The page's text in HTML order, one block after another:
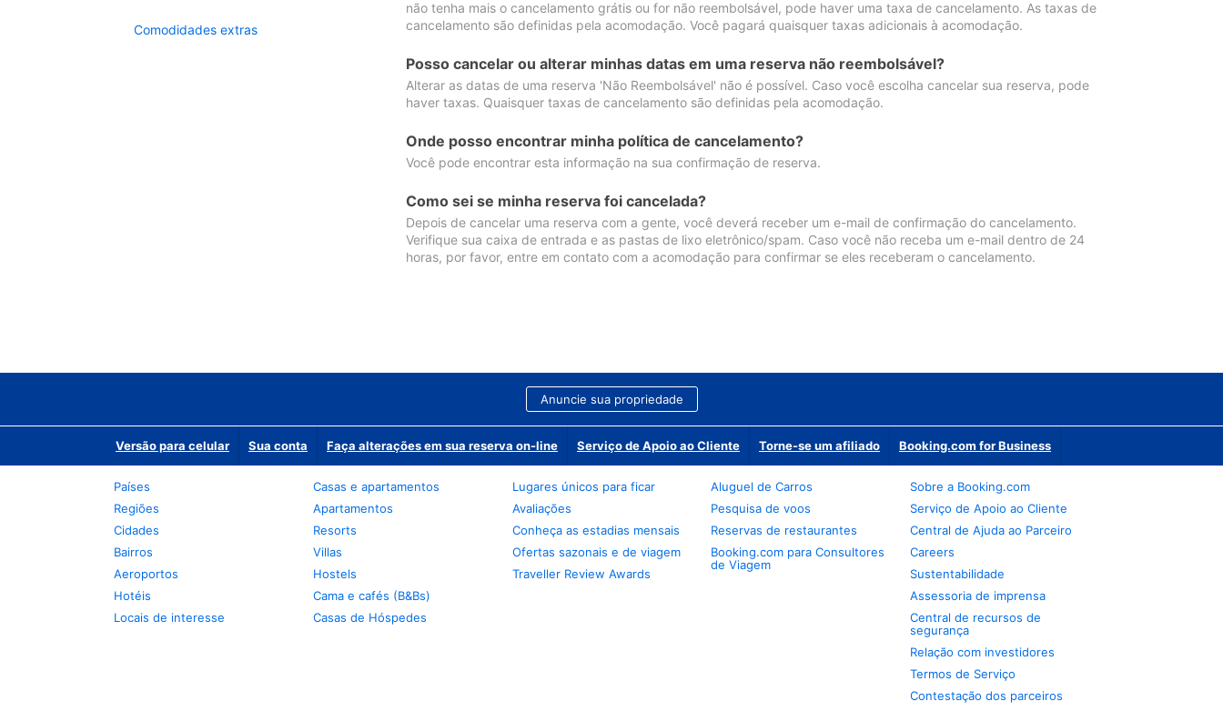
Comodidades extras
não tenha mais o cancelamento grátis ou for não reembolsável, pode haver uma taxa de cancelamento. As taxas de
cancelamento são definidas pela acomodação. Você pagará quaisquer taxas adicionais à acomodação.
Posso cancelar ou alterar minhas datas em uma reserva não reembolsável?
Alterar as datas de uma reserva 'Não Reembolsável' não é possível. Caso você escolha cancelar sua reserva, pode
haver taxas. Quaisquer taxas de cancelamento são definidas pela acomodação.
Onde posso encontrar minha política de cancelamento?
Você pode encontrar esta informação na sua confirmação de reserva.
Como sei se minha reserva foi cancelada?
Depois de cancelar uma reserva com a gente, você deverá receber um e-mail de confirmação do cancelamento.
Verifique sua caixa de entrada e as pastas de lixo eletrônico/spam. Caso você não receba um e-mail dentro de 24
horas, por favor, entre em contato com a acomodação para confirmar se eles receberam o cancelamento.
Anuncie sua propriedade
Versão para celular Sua conta Faça alterações em sua reserva on-line Serviço de Apoio ao Cliente Torne-se um afiliado Booking.com for Business
Países
Regiões
Cidades
Bairros
Aeroportos
Hotéis
Locais de interesse
Casas e apartamentos
Apartamentos
Resorts
Villas
Hostels
Cama e cafés (B&Bs)
Casas de Hóspedes
Lugares únicos para ficar
Avaliações
Conheça as estadias mensais
Ofertas sazonais e de viagem
Traveller Review Awards
Aluguel de Carros
Pesquisa de voos
Reservas de restaurantes
Booking.com para Consultores
de Viagem
Sobre a Booking.com
Serviço de Apoio ao Cliente
Central de Ajuda ao Parceiro
Careers
Sustentabilidade
Assessoria de imprensa
Central de recursos de
segurança
Relação com investidores
Termos de Serviço
Contestação dos parceiros